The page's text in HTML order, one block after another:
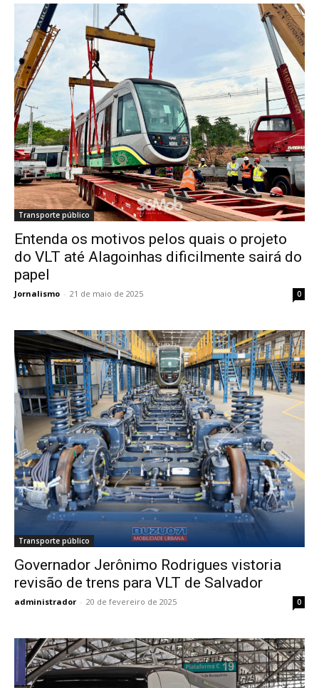
Transporte público
Entenda os motivos pelos quais o projeto
do VLT até Alagoinhas dificilmente sairá do
papel
Jornalismo - 21 de maio de 2025 0
Transporte público
Governador Jerônimo Rodrigues vistoria
revisão de trens para VLT de Salvador
administrador - 20 de fevereiro de 2025 0